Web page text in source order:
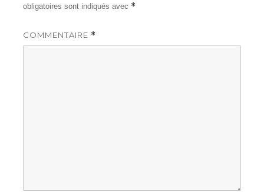
obligatoires sont indiqués avec *
COMMENTAIRE *